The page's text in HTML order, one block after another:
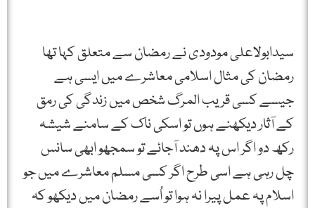
سیدابولاعلی مودودی نے رمضان سے متعلق کہا تھا
رمضان کی مثال اسلامی معاشرے میں ایسی ہے
جیسے کسی قریب المرگ شخص میں زندگی کی رمق
کے آثار دیکھنے ہوں تو اسکی ناک کے سامنے شیشہ
رکھ دو اگر اس پہ دھند آجائے تو سمجھو ابھی سانس
چل رہی ہے اسی طرح اگر کسی مسلم معاشرے میں جو
اسلام پہ عمل پیرا نہ ہوا تو اُسے رمضان میں دیکھو کہ